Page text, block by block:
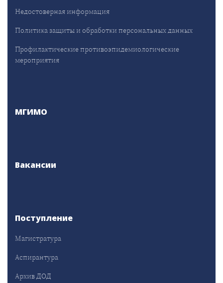
Недостоверная информация
Политика защиты и обработки персональных данных
Профилактические противоэпидемиологические
мероприятия
МГИМО
Вакансии
Поступление
Магистратура
Аспирантура
Архив ДОД